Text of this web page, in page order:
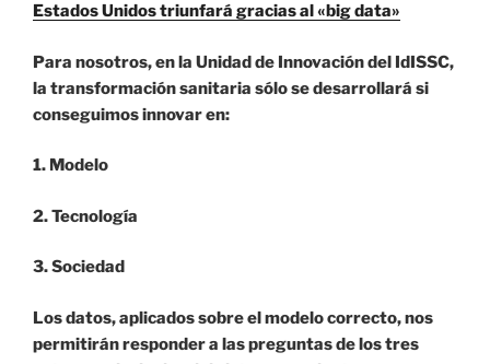
Estados Unidos triunfará gracias al «big data»
Para nosotros, en la Unidad de Innovación del IdISSC,
la transformación sanitaria sólo se desarrollará si
conseguimos innovar en:
1. Modelo
2. Tecnología
3. Sociedad
Los datos, aplicados sobre el modelo correcto, nos
permitirán responder a las preguntas de los tres